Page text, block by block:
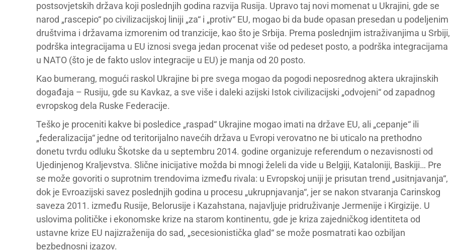
postsovjetskih država koji poslednjih godina razvija Rusija. Upravo taj novi momenat u Ukrajini, gde se
narod „rascepio“ po civilizacijskoj liniji „za“ i „protiv“ EU, mogao bi da bude opasan presedan u podeljenim
društvima i državama izmorenim od tranzicije, kao što je Srbija. Prema poslednjim istraživanjima u Srbiji,
podrška integracijama u EU iznosi svega jedan procenat više od pedeset posto, a podrška integracijama
u NATO (što je de fakto uslov integracije u EU) je manja od 20 posto.
Kao bumerang, mogući raskol Ukrajine bi pre svega mogao da pogodi neposrednog aktera ukrajinskih
događaja – Rusiju, gde su Kavkaz, a sve više i daleki azijski Istok civilizacijski „odvojeni“ od zapadnog
evropskog dela Ruske Federacije.
Teško je proceniti kakve bi posledice „raspad“ Ukrajine mogao imati na države EU, ali „cepanje“ ili
„federalizacija“ jedne od teritorijalno navećih država u Evropi verovatno ne bi uticalo na prethodno
donetu tvrdu odluku Škotske da u septembru 2014. godine organizuje referendum o nezavisnosti od
Ujedinjenog Kraljevstva. Slične inicijative možda bi mnogi želeli da vide u Belgiji, Kataloniji, Baskiji… Pre
se može govoriti o suprotnim trendovima između rivala: u Evropskoj uniji je prisutan trend „usitnjavanja“,
dok je Evroazijski savez poslednjih godina u procesu „ukrupnjavanja“, jer se nakon stvaranja Carinskog
saveza 2011. između Rusije, Belorusije i Kazahstana, najavljuje pridruživanje Jermenije i Kirgizije. U
uslovima političke i ekonomske krize na starom kontinentu, gde je kriza zajedničkog identiteta od
ustavne krize EU najizraženija do sad, „secesionistička glad“ se može posmatrati kao ozbiljan
bezbednosni izazov.